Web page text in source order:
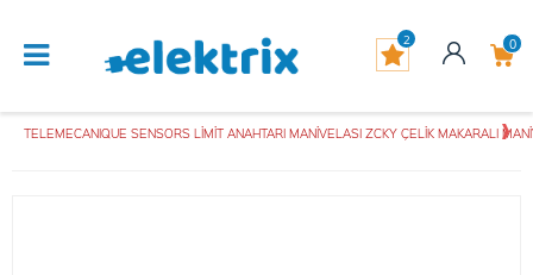
0
2
TELEMECANIQUE SENSORS LİMİT ANAHTARI MANİVELASI ZCKY ÇELİK MAKARALI